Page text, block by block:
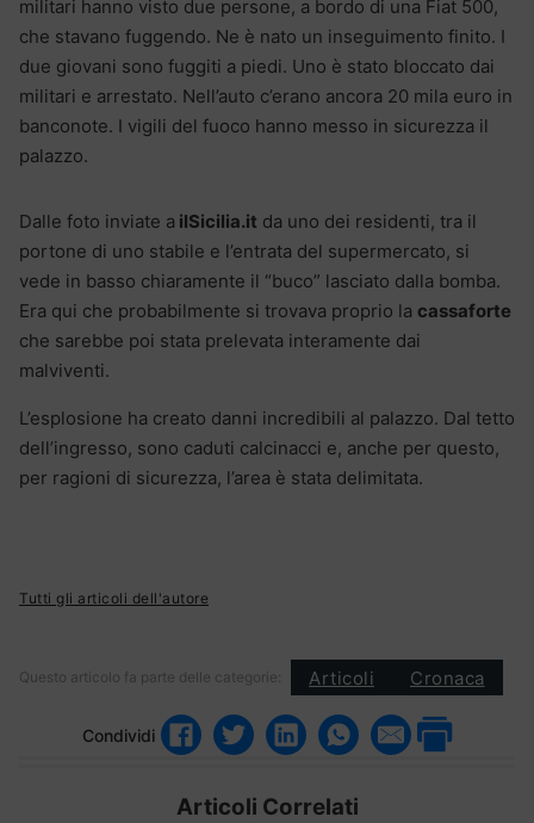
militari hanno visto due persone, a bordo di una Fiat 500,
che stavano fuggendo. Ne è nato un inseguimento finito. I
due giovani sono fuggiti a piedi. Uno è stato bloccato dai
militari e arrestato. Nell’auto c’erano ancora 20 mila euro in
banconote. I vigili del fuoco hanno messo in sicurezza il
palazzo.
Dalle foto inviate a ilSicilia.it da uno dei residenti, tra il
portone di uno stabile e l’entrata del supermercato, si
vede in basso chiaramente il “buco” lasciato dalla bomba.
Era qui che probabilmente si trovava proprio la cassaforte
che sarebbe poi stata prelevata interamente dai
malviventi.
L’esplosione ha creato danni incredibili al palazzo. Dal tetto
dell’ingresso, sono caduti calcinacci e, anche per questo,
per ragioni di sicurezza, l’area è stata delimitata.
Tutti gli articoli dell'autore
Questo articolo fa parte delle categorie: Articoli Cronaca
Condividi
Articoli Correlati